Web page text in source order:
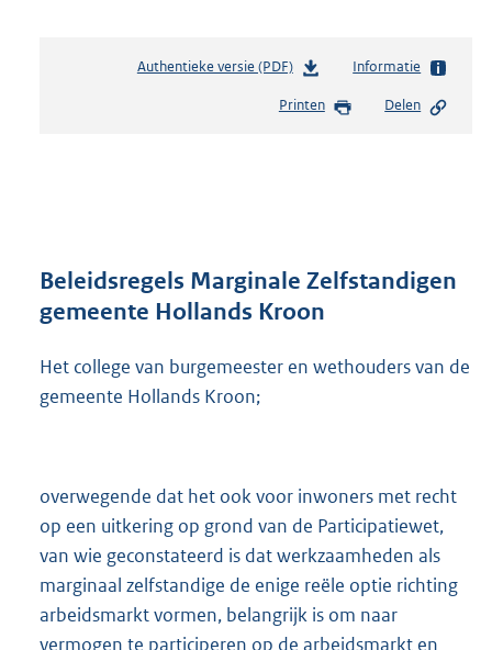
Authentieke versie (PDF)b
s
r
o
t
K
b
Informatie
Printen Delen
Beleidsregels Marginale Zelfstandigen
gemeente Hollands Kroon
Het college van burgemeester en wethouders van de
gemeente Hollands Kroon;
overwegende dat het ook voor inwoners met recht
op een uitkering op grond van de Participatiewet,
van wie geconstateerd is dat werkzaamheden als
marginaal zelfstandige de enige reële optie richting
arbeidsmarkt vormen, belangrijk is om naar
vermogen te participeren op de arbeidsmarkt en